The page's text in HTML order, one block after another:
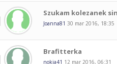
Szukam kolezanek
Joanna81 30 mar 2016, 18:35
Brafitterka
nokia41 12 mar 2016, 06:31